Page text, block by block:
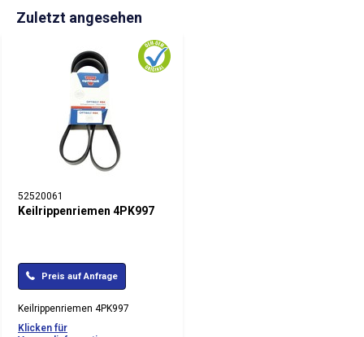
Zuletzt angesehen
52520061
Keilrippenriemen 4PK997
Preis auf Anfrage
Keilrippenriemen 4PK997
Klicken für